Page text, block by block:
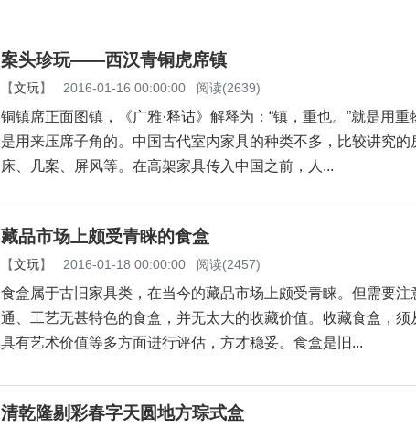
案头珍玩——西汉青铜虎席镇
【文玩】 2016-01-16 00:00:00 阅读(2639)
铜镇席正面图镇，《广雅·释诂》解释为：“镇，重也。”就是用重
是用来压席子角的。中国古代室内家具的种类不多，比较讲究
床、几案、屏风等。在高架家具传入中国之前，人...
藏品市场上颇受青睐的食盒
【文玩】 2016-01-18 00:00:00 阅读(2457)
食盒属于古旧家具类，在当今的藏品市场上颇受青睐。但需要
通、工艺无甚特色的食盒，并无太大的收藏价值。收藏食盒，
具有艺术价值等多方面进行评估，方才稳妥。食盒是旧...
清乾隆剔彩春字天圆地方琮式盒